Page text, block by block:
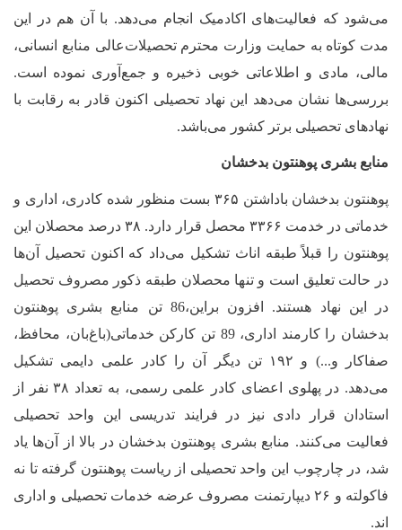
می‌شود که فعالیت‌های اکادمیک انجام می‌دهد. با آن هم در این
مدت کوتاه به حمایت وزارت محترم تحصیلات‌عالی منابع انسانی،
مالی، مادی و اطلاعاتی خوبی ذخیره و جمع‌آوری نموده است.
بررسی‌ها نشان می‌دهد این نهاد تحصیلی اکنون قادر به رقابت با
نهاد‌های تحصیلی برتر کشور می‌باشد.
منابع بشری پوهنتون بدخشان
پوهنتون بدخشان باداشتن ۳۶۵ بست منظور شده کادری، اداری و
خدماتی در خدمت ۳۳۶۶ محصل قرار دارد. ۳۸ درصد محصلان این
پوهنتون را قبلاً طبقه اناث تشکیل می‌داد که اکنون تحصیل آنها
در حالت تعلیق است و تنها محصلان طبقه ذکور مصروف تحصیل
در این نهاد هستند. افزون براین،86 تن منابع بشری پوهنتون
بدخشان را کارمند اداری،89 تن کارکن خدماتی(باغ‌بان، محافظ،
صفاکار و...) و ۱۹۲ تن دیگر آن را کادر علمی دایمی تشکیل
می‌دهد. در پهلوی اعضای کادر علمی رسمی، به تعداد ۳۸ نفر از
استادان قرار دادی نیز در فرایند تدریسی این واحد تحصیلی
فعالیت می‌کنند. منابع بشری پوهنتون بدخشان در بالا از آنها یاد
شد، در چارچوب این واحد تحصیلی از ریاست پوهنتون گرفته تا نه
فاکولته و ۲۶ دیپارتمنت مصروف عرضه خدمات تحصیلی و اداری
اند.